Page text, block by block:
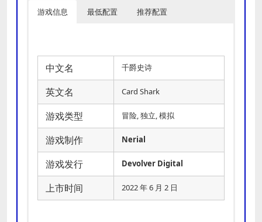
游戏信息 最低配置 推荐配置
中文名 千爵史诗
英文名 Card Shark
游戏类型 冒险, 独立, 模拟
游戏制作 Nerial
游戏发行 Devolver Digital
上市时间 2022 年 6 月 2 日